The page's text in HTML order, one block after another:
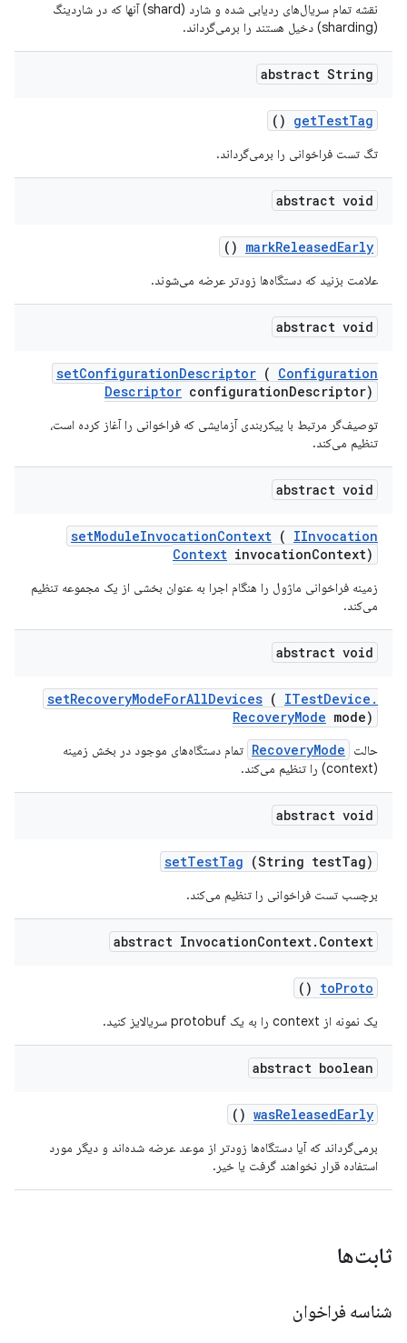
نقشه تمام سریال‌های ردیابی شده و شارد (shard) آنها که در شاردینگ
(sharding) دخیل هستند را برمی‌گرداند.
abstract String
getTestTag
()
تگ تست فراخوانی را برمی‌گرداند.
abstract void
markReleasedEarly
()
علامت بزنید که دستگاه‌ها زودتر عرضه می‌شوند.
abstract void
setConfigurationDescriptor ( Configuration
Descriptor configurationDescriptor)
توصیف‌گر مرتبط با پیکربندی آزمایشی که فراخوانی را آغاز کرده است،
تنظیم می‌کند.
abstract void
setModuleInvocationContext ( IInvocation
Context invocationContext)
زمینه فراخوانی ماژول را هنگام اجرا به عنوان بخشی از یک مجموعه تنظیم
می‌کند.
abstract void
setRecoveryModeForAllDevices ( ITestDevice .
RecoveryMode mode)
حالت RecoveryMode تمام دستگاه‌های موجود در بخش زمینه
(context) را تنظیم می‌کند.
abstract void
setTestTag (String testTag)
برچسب تست فراخوانی را تنظیم می‌کند.
abstract InvocationContext. Context
toProto
()
یک نمونه از context را به یک protobuf سریالایز کنید.
abstract boolean
wasReleasedEarly
()
برمی‌گرداند که آیا دستگاه‌ها زودتر از موعد عرضه شده‌اند و دیگر مورد
استفاده قرار نخواهند گرفت یا خیر.
ثابت‌ها
شناسه فراخوان